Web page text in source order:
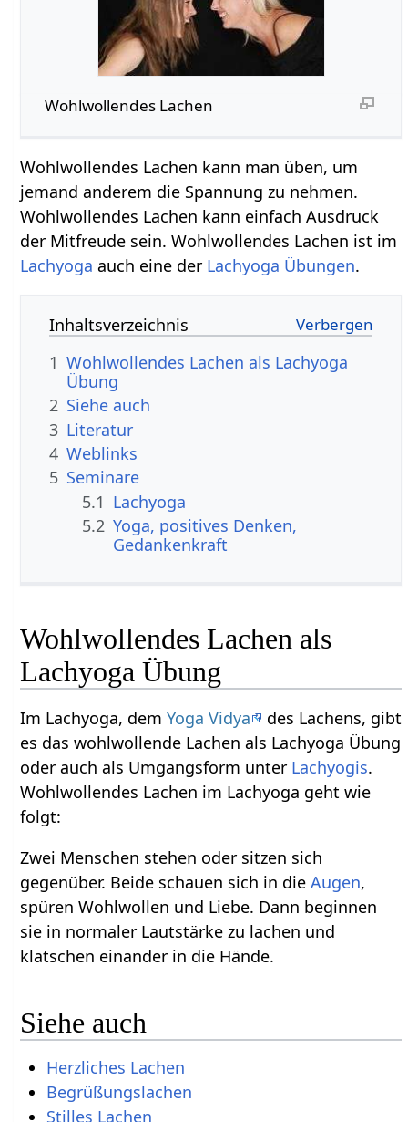
Wohlwollendes Lachen
Wohlwollendes Lachen kann man üben, um
jemand anderem die Spannung zu nehmen.
Wohlwollendes Lachen kann einfach Ausdruck
der Mitfreude sein. Wohlwollendes Lachen ist im
Lachyoga auch eine der Lachyoga Übungen.
Inhaltsverzeichnis
1 Wohlwollendes Lachen als Lachyoga
Übung
2 Siehe auch
3 Literatur
4 Weblinks
5 Seminare
5.1 Lachyoga
5.2 Yoga, positives Denken,
Gedankenkraft
Wohlwollendes Lachen als
Lachyoga Übung
Im Lachyoga, demYoga Vidya
des Lachens, gibt
es das wohlwollende Lachen als Lachyoga Übung
oder auch als Umgangsform unter Lachyogis.
Wohlwollendes Lachen im Lachyoga geht wie
folgt:
Zwei Menschen stehen oder sitzen sich
gegenüber. Beide schauen sich in dieAugen,
spüren Wohlwollen und Liebe. Dann beginnen
sie in normaler Lautstärke zu lachen und
klatschen einander in die Hände.
Siehe auch
Herzliches Lachen
Begrüßungslachen
Stilles Lachen